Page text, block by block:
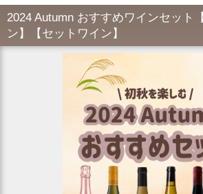
2024 Autumn おすすめワインセット
ン】【セットワイン】